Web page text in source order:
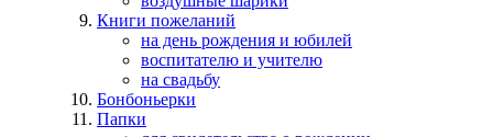
Книги пожеланий
на день рождения и юбилей
воспитателю и учителю
на свадьбу
Бонбоньерки
Папки